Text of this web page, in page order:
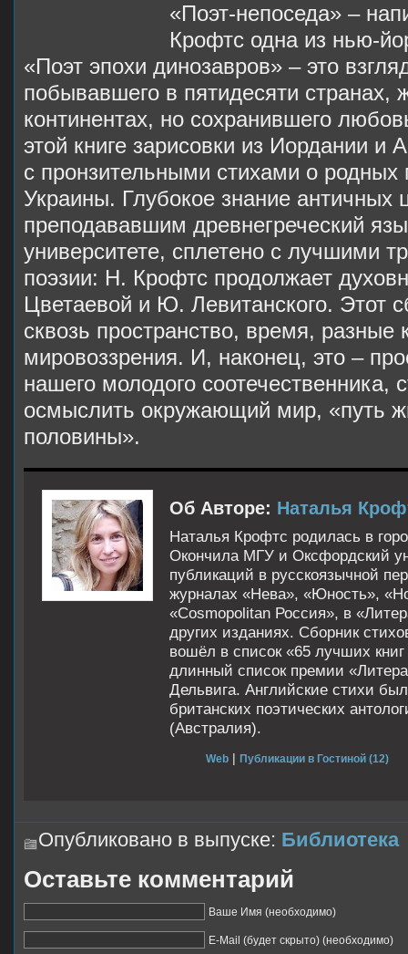
«Поэт-непоседа» –
Крофтс одна из нью-
«Поэт эпохи динозавров» – это
побывавшего в пятидесяти странах,
континентах, но сохранившего
этой книге зарисовки из Иордании и
с пронзительными стихами о родных
Украины. Глубокое знание античных
преподававшим древнегреческий
университете, сплетено с лучшими
поэзии: Н. Крофтс продолжает
Цветаевой и Ю. Левитанского. Этот
сквозь пространство, время, разные
мировоззрения. И, наконец, это –
нашего молодого соотечественника,
осмыслить окружающий мир, «путь
половины».
Об Авторе: Наталья
Наталья Крофтс родилась в
Окончила МГУ и Оксфордский
публикаций в русскоязычной
журналах «Нева», «Юность»,
«Cosmopolitan Россия», в
других изданиях. Сборник
вошёл в список «65 лучших
длинный список премии
Дельвига. Английские стихи
британских поэтических
(Австралия).
Web | Публикации в Гостиной (12)
Опубликовано в выпуске: Библиотека
Оставьте комментарий
Ваше Имя (необходимо)
E-Mail (будет скрыто) (необходимо)